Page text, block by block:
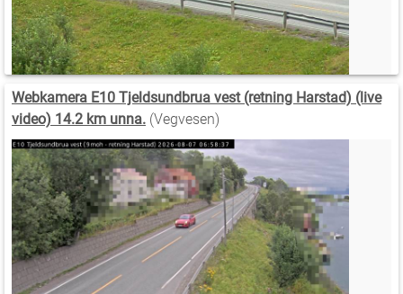
Webkamera E10 Tjeldsundbrua vest (retning Harstad) (live
video) 14.2 km unna. (Vegvesen)